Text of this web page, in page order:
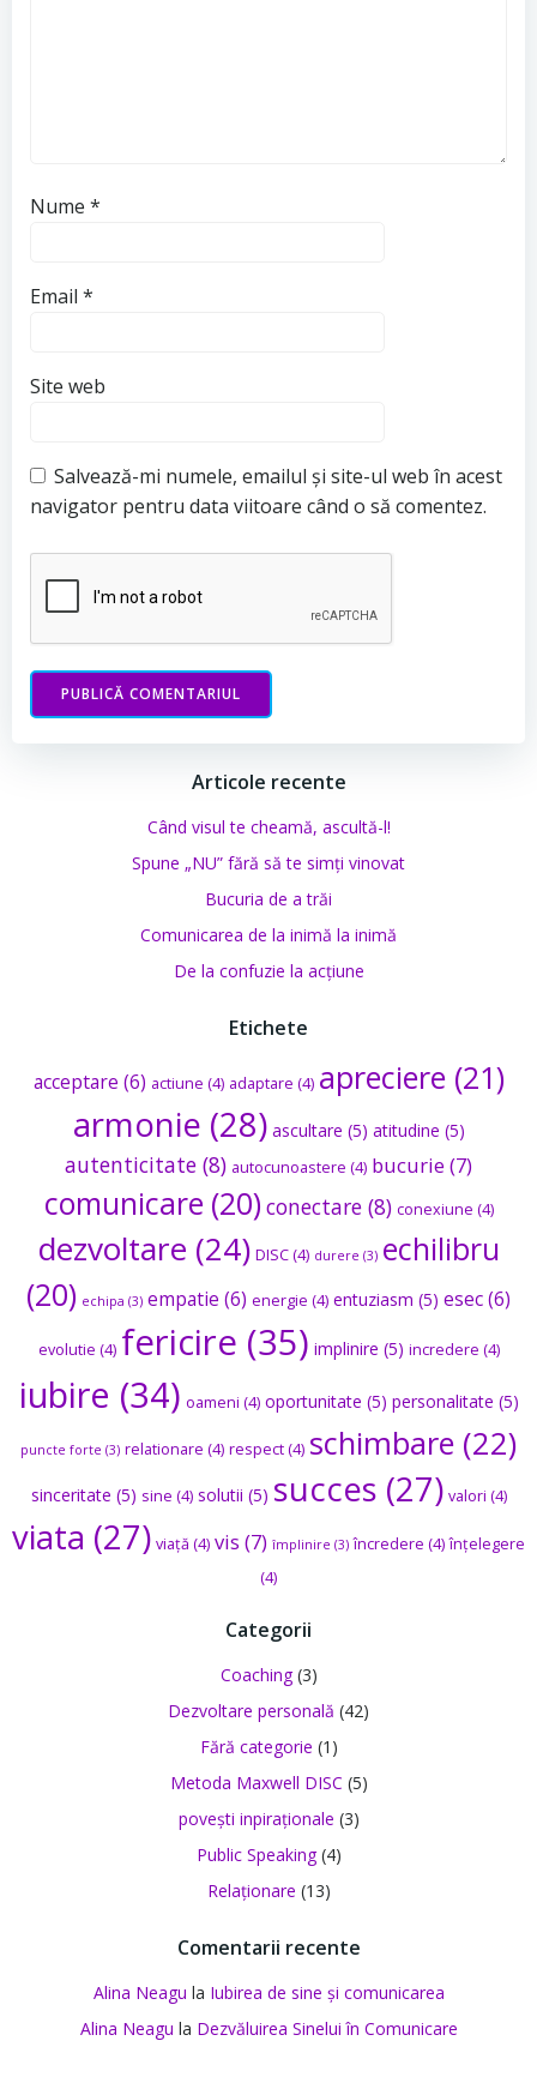
Nume *
Email *
Site web
Salvează-mi numele, emailul și site-ul web în acest
navigator pentru data viitoare când o să comentez.
Articole recente
Când visul te cheamă, ascultă-l!
Spune „NU” fără să te simți vinovat
Bucuria de a trăi
Comunicarea de la inimă la inimă
De la confuzie la acțiune
Etichete
acceptare (6) actiune (4) adaptare (4) apreciere(21)
armonie (28) ascultare (5) atitudine (5)
autenticitate (8) autocunoastere (4) bucurie (7)
comunicare (20) conectare(8) conexiune (4)
dezvoltare (24) DISC(4) durere (3) echilibru
(20) echipa (3) empatie (6) energie (4) entuziasm (5) esec(6)
evolutie (4) fericire (35) implinire (5) incredere (4)
iubire (34) oameni (4) oportunitate (5) personalitate (5)
puncte forte (3) relationare (4) respect(4) schimbare (22)
sinceritate (5) sine (4) solutii (5) succes (27) valori (4)
viata (27) viață (4) vis (7) împlinire (3) încredere (4) înțelegere
(4)
Categorii
Coaching(3)
Dezvoltare personală (42)
Fără categorie (1)
Metoda Maxwell DISC (5)
povești inpiraționale (3)
Public Speaking(4)
Relaționare (13)
Comentarii recente
Alina Neagu la Iubirea de sine și comunicarea
Alina Neagu la Dezvăluirea Sinelui în Comunicare